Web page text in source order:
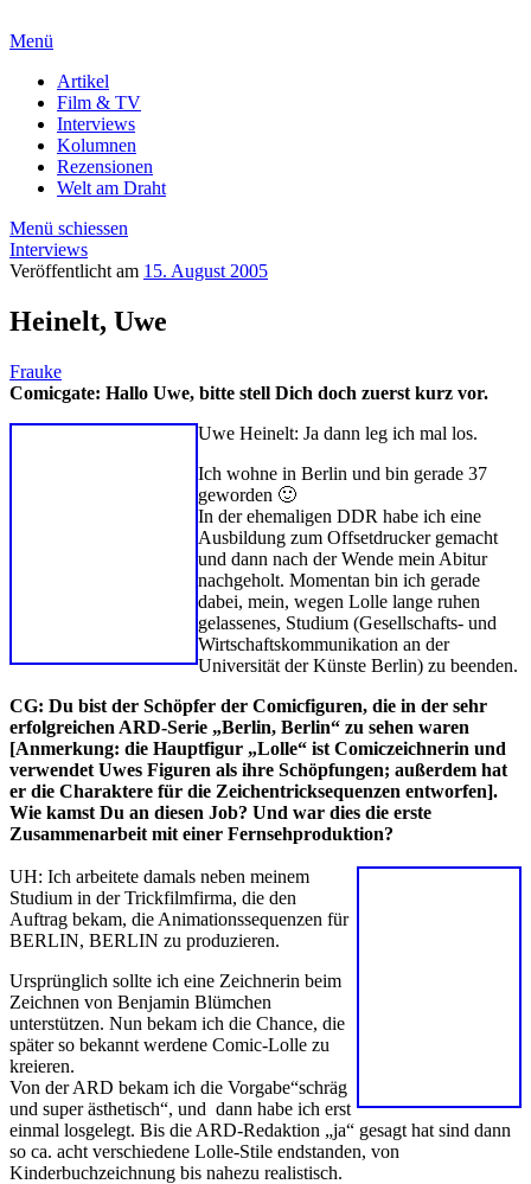
Menü
Artikel
Film & TV
Interviews
Kolumnen
Rezensionen
Welt am Draht
Menü schiessen
Interviews
Veröffentlicht am 15. August 2005
Heinelt, Uwe
Frauke
Comicgate: Hallo Uwe, bitte stell Dich doch zuerst kurz vor.
Uwe Heinelt: Ja dann leg ich mal los.
Ich wohne in Berlin und bin gerade 37
geworden 🙂
In der ehemaligen DDR habe ich eine
Ausbildung zum Offsetdrucker gemacht
und dann nach der Wende mein Abitur
nachgeholt. Momentan bin ich gerade
dabei, mein, wegen Lolle lange ruhen
gelassenes, Studium (Gesellschafts- und
Wirtschaftskommunikation an der
Universität der Künste Berlin) zu beenden.
CG: Du bist der Schöpfer der Comicfiguren, die in der sehr
erfolgreichen ARD-Serie „Berlin, Berlin“ zu sehen waren
[Anmerkung: die Hauptfigur „Lolle“ ist Comiczeichnerin und
verwendet Uwes Figuren als ihre Schöpfungen; außerdem hat
er die Charaktere für die Zeichentricksequenzen entworfen].
Wie kamst Du an diesen Job? Und war dies die erste
Zusammenarbeit mit einer Fernsehproduktion?
UH: Ich arbeitete damals neben meinem
Studium in der Trickfilmfirma, die den
Auftrag bekam, die Animationssequenzen für
BERLIN, BERLIN zu produzieren.
Ursprünglich sollte ich eine Zeichnerin beim
Zeichnen von Benjamin Blümchen
unterstützen. Nun bekam ich die Chance, die
später so bekannt werdene Comic-Lolle zu
kreieren.
Von der ARD bekam ich die Vorgabe“schräg
und super ästhetisch“, und dann habe ich erst
einmal losgelegt. Bis die ARD-Redaktion „ja“ gesagt hat sind dann
so ca. acht verschiedene Lolle-Stile endstanden, von
Kinderbuchzeichnung bis nahezu realistisch.